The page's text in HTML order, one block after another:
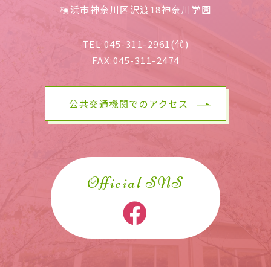
横浜市神奈川区沢渡18神奈川学園
TEL:045-311-2961(代)
FAX:045-311-2474
公共交通機関でのアクセス
Official SNS